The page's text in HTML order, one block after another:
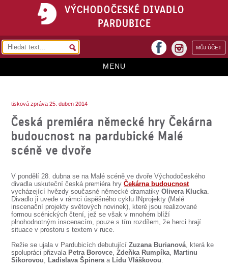
VÝCHODOČESKÉ DIVADLO
PARDUBICE
MŮJ ÚČET
facebook
MENU
REPERTOÁR
KONTAKTY
O DIVADLE
SOUBOR
DÁLE NABÍZÍME
tisková zpráva 25. duben 2014
Česká premiéra německé hry Čekárna
budoucnost na pardubické Malé
scéně ve dvoře
V pondělí 28. dubna se na Malé scéně ve dvoře Východočeského
divadla uskuteční česká premiéra hryČekárna budoucnost
vycházející hvězdy současné německé dramatikyOlivera Klucka.
Divadlo ji uvede v rámci úspěšného cyklu INprojekty (Malé
inscenační projekty světových novinek), které jsou realizované
formou scénických čtení, jež se však v mnohém blíží
plnohodnotným inscenacím, pouze s tím rozdílem, že herci hrají
situace v prostoru s textem v ruce.
Režie se ujala v Pardubicích debutujícíZuzana Burianová, která ke
spolupráci přizvala Petra Borovce,Zdeňka Rumpíka, Martinu
Sikorovou, Ladislava Špineraa Lídu Vláškovou.